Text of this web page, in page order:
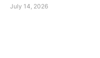
July 14, 2026